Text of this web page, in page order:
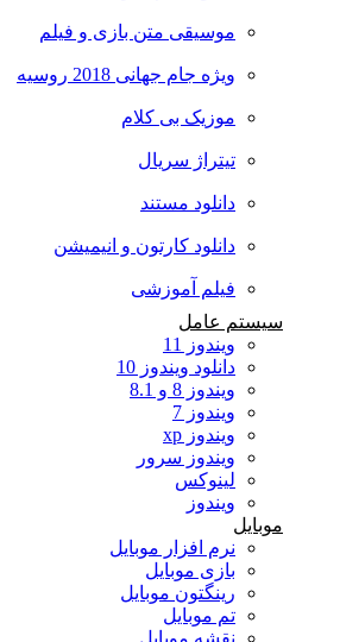
موسیقی متن بازی و فیلم
ویژه جام جهانی 2018 روسیه
موزیک بی کلام
تیتراژ سریال
دانلود مستند
دانلود کارتون و انیمیشن
فیلم آموزشی
سیستم عامل
ویندوز 11
دانلود ویندوز 10
ویندوز 8 و 8.1
ویندوز 7
ویندوز xp
ویندوز سرور
لینوکس
ویندوز
نرم افزار موبایل
بازی موبایل
رینگتون موبایل
تم موبایل
نقشه موبایل